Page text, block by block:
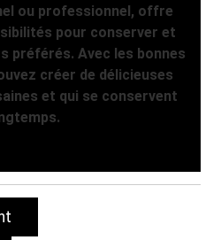
ou professionnel, offre
pour conserver et
préférés. Avec les bonnes
créer de délicieuses
et qui se conservent